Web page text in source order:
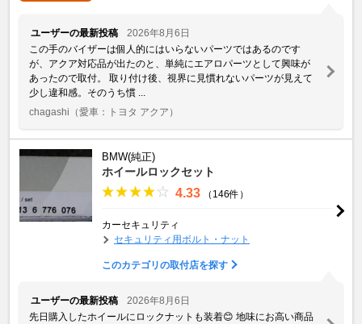
ユーザーの最新投稿
2026年8月6日
この手のバイザーは個人的にはいらないパーツではあるのです
が、アクア対応品が出たのと、単純にエアロパーツとして興味が
あったので取付。 取り付け後、視界に見慣れないパーツが見えて
少し違和感。そのうち慣 ...
chagashi （愛車：トヨタ アクア）
BMW(純正)
ホイールロックセット
4.33 （146件）
カーセキュリティ
セキュリティ用ボルト・ナット
このカテゴリの取付店を探す
ユーザーの最新投稿
2026年8月6日
先日購入したホイールにロックナットも装着😊 地味にお高い商品